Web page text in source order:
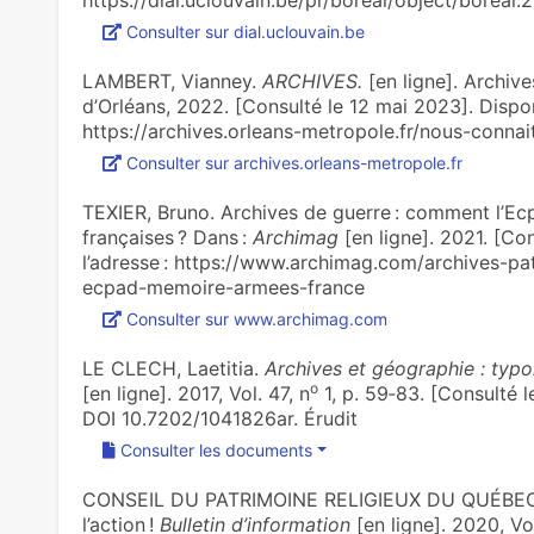
Consulter sur dial.uclouvain.be
LAMBERT, Vianney. ARCHIVES. [en ligne].
d’Orléans, 2022. [Consulté le 12 mai 2023].
https://archives.orleans-metropole.fr/nous-
Consulter sur archives.orleans-metropole.fr
TEXIER, Bruno. Archives de guerre : comment
françaises ? Dans : Archimag [en ligne]. 2021.
l’adresse : https://www.archimag.com/archives-
ecpad-memoire-armees-france
Consulter sur www.archimag.com
LE CLECH, Laetitia. Archives et géographie :
[en ligne]. 2017, Vol. 47, no1, p. 59‑83. [Consulté
DOI 10.7202/1041826ar. Érudit
Consulter les documents
CONSEIL DU PATRIMOINE RELIGIEUX DU
l’action ! Bulletin d’information[en ligne]. 2020,